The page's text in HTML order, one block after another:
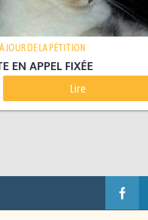
JOUR DE LA PÉTITION
EN APPEL FIXÉE
Lire